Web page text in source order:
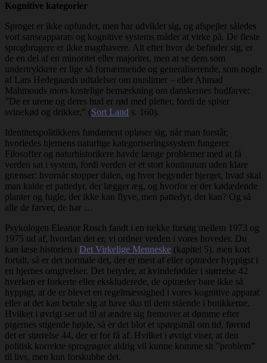
Kognitive kategorier
Sproget er ikke opfundet, men har udviklet sig, og afspejler således
vort sanseapparats og kognitive systems måder at virke på. De fleste
sprogbrugere er ikke magthavere. Alt efter hvor de befinder sig, er
de en del af en minoritet eller majoritet, men at se dem som
undertrykkere er lige så fornærmende og generaliserende, som nogle
af Lars Hedegaards udtalelser om muslimer – eller Ahmad
Mahmouds mors kostelige bemærkning om danskernes hudfarve:
”De er urene og deres hud er rød med pletter, fordi de spiser
svinekød og drikker.” (Sort Land s. 160).
Identitetspolitikkens fundament opløser sig, når man forstår,
hvorledes hjernens naturlige kategoriseringssystem fungerer.
Filosoffer og naturhistorikere havde længe problemer med at få
verden sat i system, fordi verden er et stort kontinuum uden klare
grænser: hvornår stopper dalen, og hvor begynder bjerget, hvad skal
man kalde et pattedyr, der lægger æg, og hvorfor er der kødædende
planter og fugle, der ikke kan flyve, men pattedyr, der kan? Og så
alle de farver, de har …
Psykologen Eleanor Rosch fandt i en række forsøg mellem 1973 og
1975 ud af, hvordan det er, vi ordner verden i vores hoveder. Du
kan læse historien i Det Virkelige Menneske (kapitel 5), men kort
fortalt, så er det normale det, der er mest af eller optræder hyppigst i
en hjernes omgivelser. Det betyder, at kvindefødder i størrelse 42
hverken er forkerte eller ekskluderede, de optræder bare ikke så
hyppigt, at de er blevet en regelmæssighed i vores kognitive apparat
eller at det kan betale sig at have sko til dem stående i butikkerne.
Hvilket i øvrigt ser ud til at ændre sig fremover at dømme efter
pigernes stigende højde, så er det blot et spørgsmål om tid, førend
det er størrelse 44, der er for få af. Hvilket i øvrigt viser, at den
politisk korrekte sprogrøgter aldrig vil kunne komme sit ”problem”
til livs, men kun forskubbe det.